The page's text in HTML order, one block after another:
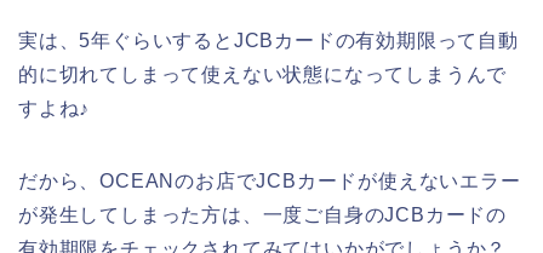
実は、5年ぐらいするとJCBカードの有効期限って自動
的に切れてしまって使えない状態になってしまうんで
すよね♪
だから、OCEANのお店でJCBカードが使えないエラー
が発生してしまった方は、一度ご自身のJCBカードの